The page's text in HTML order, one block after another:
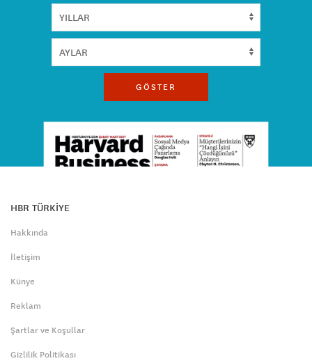
GÖSTER
HBR TÜRKİYE
Hakkında
İletişim
Künye
Reklam
Şartlar ve Koşullar
Gizlilik Politikası